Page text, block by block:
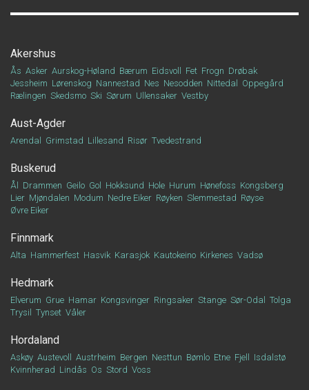
Akershus
Ås Asker Aurskog-Høland Bærum Eidsvoll Fet Frogn Drøbak
Jessheim Lørenskog Nannestad Nes Nesodden Nittedal
Oppegård
Rælingen Skedsmo Ski Sørum Ullensaker Vestby
Aust-Agder
Arendal Grimstad Lillesand Risør Tvedestrand
Buskerud
Ål Drammen Geilo Gol Hokksund Hole Hurum Hønefoss Kongsberg
Lier Mjøndalen Modum Nedre Eiker Røyken Slemmestad Røyse
Øvre Eiker
Finnmark
Alta Hammerfest Hasvik Karasjok Kautokeino Kirkenes Vadsø
Hedmark
Elverum Grue Hamar Kongsvinger Ringsaker Stange Sør-Odal
Tolga
Trysil
Tynset Våler
Hordaland
Askøy Austevoll Austrheim Bergen Nesttun Bømlo Etne Fjell
Isdalstø
Kvinnherad Lindås Os Stord Voss